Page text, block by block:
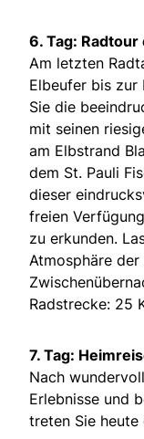
6. Tag:
Am letzten
Elbeufer bis zur
Sie die
mit seinen
am Elbstrand
dem St. Pauli
dieser
freien
zu erkunden.
Atmosphäre
Radstrecke: 25
7. Tag:
Nach
Erlebnisse und
treten Sie heute